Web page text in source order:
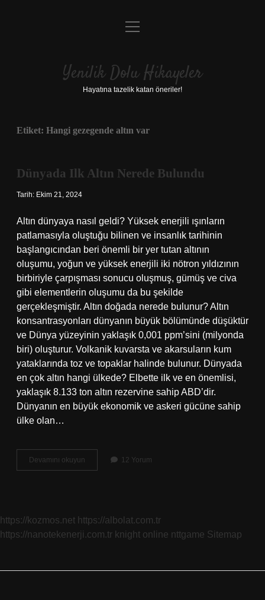
Anasayfa
Yasal Uyarı
menüyü
Yenilik Dolu Hikayeler
Hayatına tazelik katan öneriler!
Etiket: Hangi gezegende altın var
Dünyada Ilk Altın Nerede Bulundu
Tarih: Ekim 21, 2024
Altın dünyaya nasıl geldi? Yüksek enerjili ışınların
patlamasıyla oluştuğu bilinen ve insanlık tarihinin
başlangıcından beri önemli bir yer tutan altının
oluşumu, yoğun ve yüksek enerjili iki nötron yıldızının
birbiriyle çarpışması sonucu oluşmuş, gümüş ve civa
gibi elementlerin oluşumu da bu şekilde
gerçekleşmiştir. Altın doğada nerede bulunur? Altın
konsantrasyonları dünyanın büyük bölümünde düşüktür
ve Dünya yüzeyinin yaklaşık 0,001 ppm’sini (milyonda
biri) oluşturur. Volkanik kuvarsta ve akarsuların kum
yataklarında toz ve topaklar halinde bulunur. Dünyada
en çok altın hangi ülkede? Elbette ilk ve en önemlisi,
yaklaşık 8.133 ton altın rezervine sahip ABD’dir.
Dünyanın en büyük ekonomik ve askeri gücüne sahip
ülke olan…
Devamını okuyun Dünyada
Ilk
12 Yorum
https://kozmos.net https://albolat.com.tr
https://nanotekenerji.com.tr knight online nttgame Sitemap